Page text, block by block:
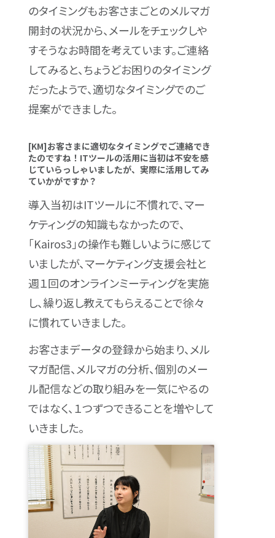
のタイミングもお客さまごとのメルマガ
開封の状況から、メールをチェックしや
すそうなお時間を考えています。ご連絡
してみると、ちょうどお困りのタイミング
だったようで、適切なタイミングでのご
提案ができました。
[KM]お客さまに適切なタイミングでご連絡でき
たのですね！ITツールの活用に当初は不安を感
じていらっしゃいましたが、実際に活用してみ
ていかがですか？
導入当初はITツールに不慣れで、マー
ケティングの知識もなかったので、
「Kairos3」の操作も難しいように感じて
いましたが、マーケティング支援会社と
週１回のオンラインミーティングを実施
し、繰り返し教えてもらえることで徐々
に慣れていきました。
お客さまデータの登録から始まり、メル
マガ配信、メルマガの分析、個別のメー
ル配信などの取り組みを一気にやるの
ではなく、１つずつできることを増やして
いきました。